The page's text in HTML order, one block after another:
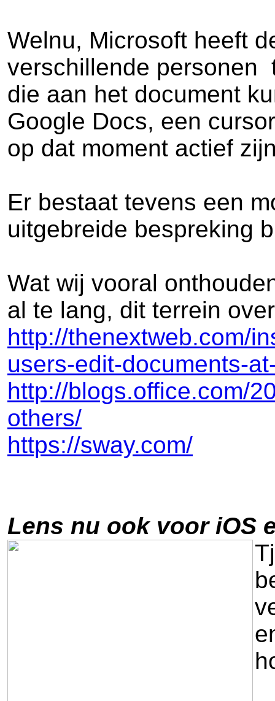
Welnu, Microsoft heeft
verschillende personen
die aan het document
Google Docs, een
op dat moment actief
Er bestaat tevens een
uitgebreide bespreking
Wat wij vooral
al te lang, dit terrein
http://thenextweb.com/
users-edit-documents-
http://blogs.office.com/
others/
https://sway.com/
Lens nu ook voor iOS